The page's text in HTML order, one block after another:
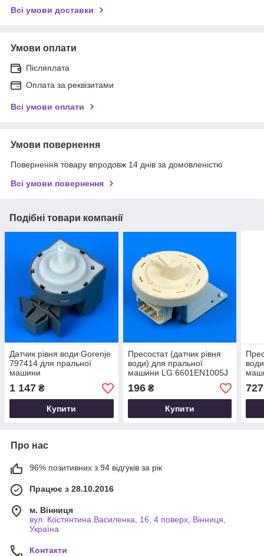
Всі умови доставки
Умови оплати
Післяплата
Оплата за реквізитами
Всі умови оплати
Умови повернення
Повернення товару впродовж 14 днів за домовленістю
Всі умови повернення
Подібні товари компанії
Датчик рівня води Gorenje
797414 для пральної
машини
1 147 ₴
Купити
Пресостат (датчик рівня
води) для пральної
машини LG 6601EN1005J
196₴
Купити
727
Про нас
96% позитивних з 94 відгуків за рік
Працює з 28.10.2016
м. Вінниця
вул. Костянтина Василенка, 16, 4 поверх, Вінниця,
Україна
Контакти